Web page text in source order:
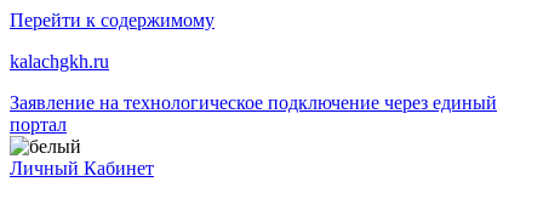
Перейти к содержимому
kalachgkh.ru
Заявление на технологическое подключение через единый
портал
Личный Кабинет